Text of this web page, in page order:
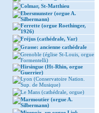
Colmar, St-Matthieu
Ebersmunster (orgue A.
Silbermann)
Ferrette (orgue Roethinger,
1926)
Fréjus (cathédrale, Var)
Grasse: ancienne cathédrale
Grenoble (église St-Louis, orgue
Formentelli)
Hirsingue (Ht-Rhin, orgue
Guerrier)
Lyon (Conservatoire Nation.
Sup. de Musique)
Le Mans (cathédrale, orgue)
Marmoutier (orgue A.
Silbermann)